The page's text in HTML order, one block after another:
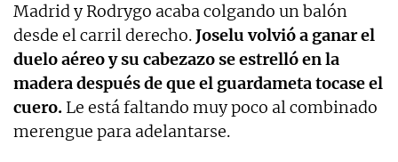
Madrid y Rodrygo acaba colgando un balón
desde el carril derecho.Joselu volvió a ganar el
duelo aéreo y su cabezazo se estrelló en la
madera después de que el guardameta tocase el
cuero. Le está faltando muy poco al combinado
merengue para adelantarse.